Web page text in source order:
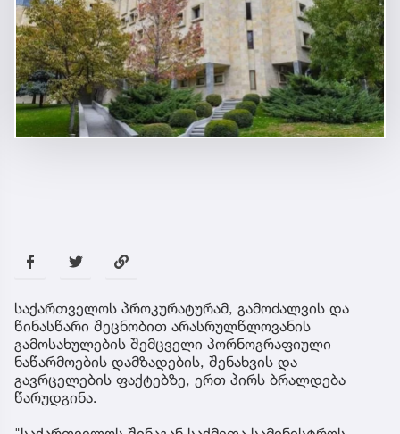
საქართველოს პროკურატურამ, გამოძალვის და
წინასწარი შეცნობით არასრულწლოვანის
გამოსახულების შემცველი პორნოგრაფიული
ნაწარმოების დამზადების, შენახვის და
გავრცელების ფაქტებზე, ერთ პირს ბრალდება
წარუდგინა.